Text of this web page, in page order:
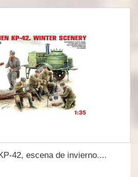
42, escena de invierno....